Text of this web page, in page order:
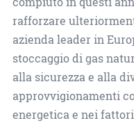
rafforzare
azienda leader in
stoccaggio di gas
alla sicurezza e alla
approvvigionamenti
energetica e nei fattori